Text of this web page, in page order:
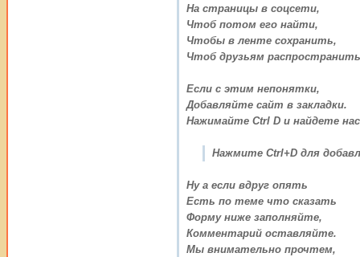
На страницы в соцсети,
Чтоб потом его найти,
Чтобы в ленте сохранить,
Чтоб друзьям
Если с этим непонятки,
Добавляйте сайт в закладки.
Нажимайте Ctrl D и найдете
Нажмите Ctrl+D для
Ну а если вдруг опять
Есть по теме что сказать
Форму ниже заполняйте,
Комментарий оставляйте.
Мы внимательно прочтем,